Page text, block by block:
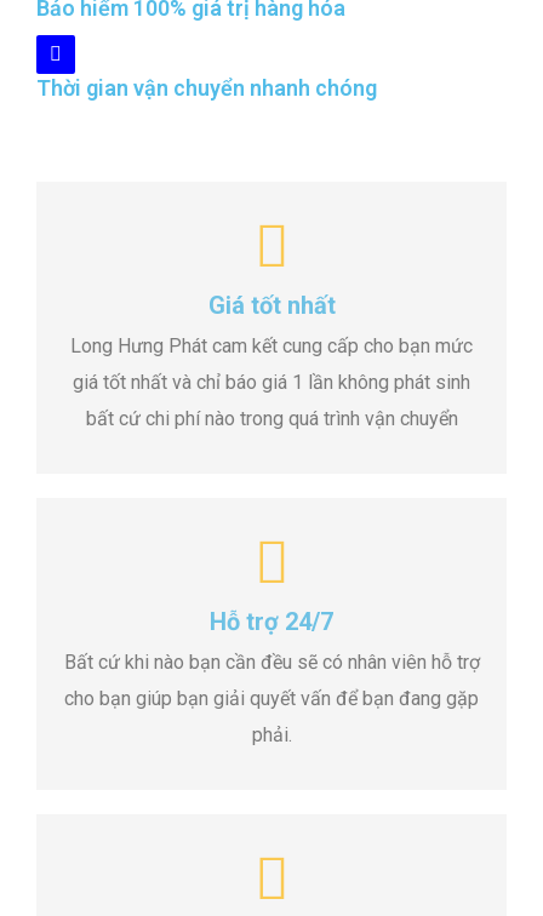
Bảo hiểm 100% giá trị hàng hóa
Thời gian vận chuyển nhanh chóng
Giá tốt nhất
Long Hưng Phát cam kết cung cấp cho bạn mức
giá tốt nhất và chỉ báo giá 1 lần không phát sinh
bất cứ chi phí nào trong quá trình vận chuyển
Hỗ trợ 24/7
Bất cứ khi nào bạn cần đều sẽ có nhân viên hỗ trợ
cho bạn giúp bạn giải quyết vấn để bạn đang gặp
phải.